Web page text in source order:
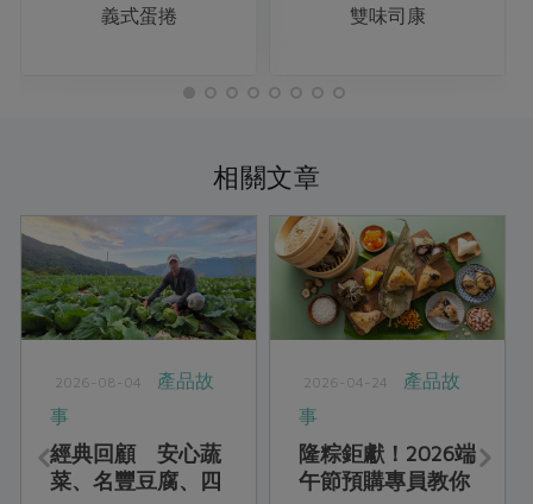
義式蛋捲 雙味司康
相關文章
2026-08-04
產品故
事
經典回顧 安心蔬
菜、名豐豆腐、四
2026-04-24
產品故
事
隆粽鉅獻！2026端
午節預購專員教你